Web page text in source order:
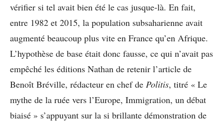
vérifier si tel avait bien été le cas jusque-là. En fait,
entre 1982 et 2015, la population subsaharienne avait
augmenté beaucoup plus vite en France qu’en Afrique.
L’hypothèse de base était donc fausse, ce qui n’avait pas
empêché les éditions Nathan de retenir l’article de
Benoît Bréville, rédacteur en chef de Politis, titré « Le
mythe de la ruée vers l’Europe, Immigration, un débat
biaisé » s’appuyant sur la si brillante démonstration de